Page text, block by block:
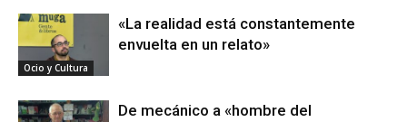
Ocio y Cultura
«La realidad está constantemente
envuelta en un relato»
De mecánico a «hombre del